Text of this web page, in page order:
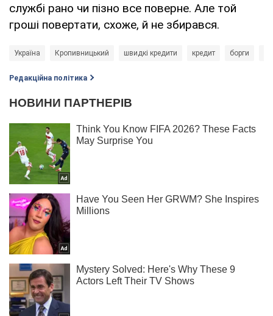
службі рано чи пізно все поверне. Але той
гроші повертати, схоже, й не збирався.
Україна Кропивницький швидкі кредити кредит борги
Редакційна політика